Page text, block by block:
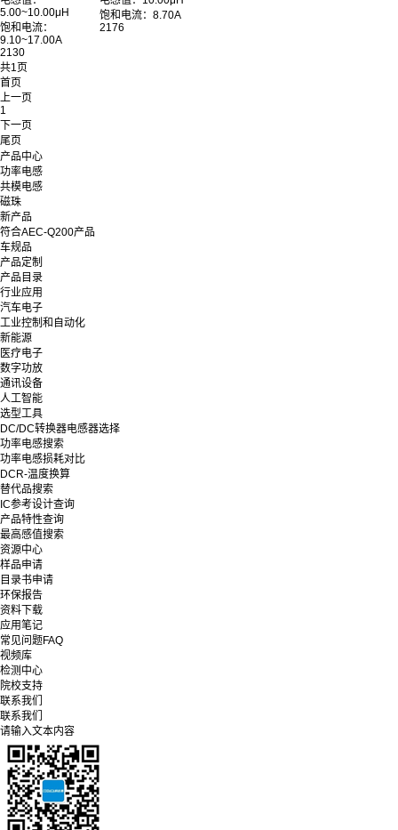
5.00~10.00μH
饱和电流：
9.10~17.00A
2130
饱和电流：8.70A
2176
共1页
首页
上一页
1
下一页
尾页
产品中心
功率电感
共模电感
磁珠
新产品
符合AEC-Q200产品
车规品
产品定制
产品目录
行业应用
汽车电子
工业控制和自动化
新能源
医疗电子
数字功放
通讯设备
人工智能
选型工具
DC/DC转换器电感器选择
功率电感搜索
功率电感损耗对比
DCR-温度换算
替代品搜索
IC参考设计查询
产品特性查询
最高感值搜索
资源中心
样品申请
目录书申请
环保报告
资料下载
应用笔记
常见问题FAQ
视频库
检测中心
院校支持
联系我们
联系我们
请输入文本内容